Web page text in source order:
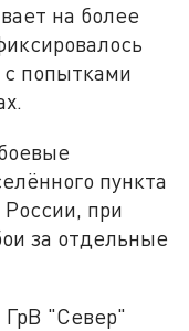
на более
с попытками
пункта
при
за отдельные
ГрВ "Север"